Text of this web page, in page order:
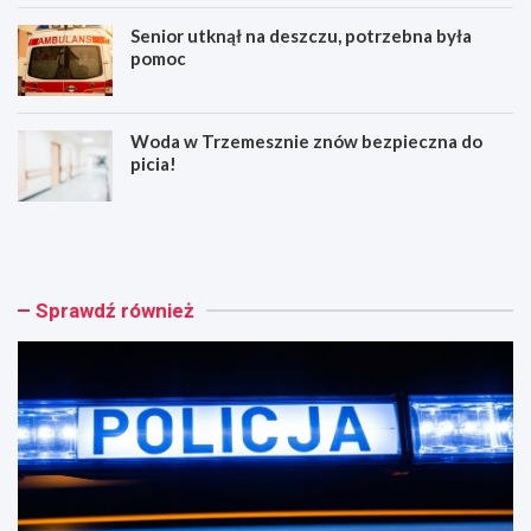
Senior utknął na deszczu, potrzebna była
pomoc
Woda w Trzemesznie znów bezpieczna do
picia!
G
n
k
a
s
t
r
a
W
w
D
y
c
h
a
:
Sprawdź również